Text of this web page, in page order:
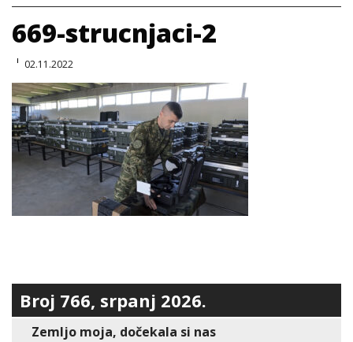
669-strucnjaci-2
02.11.2022
Broj 766, srpanj 2026.
Zemljo moja, dočekala si nas